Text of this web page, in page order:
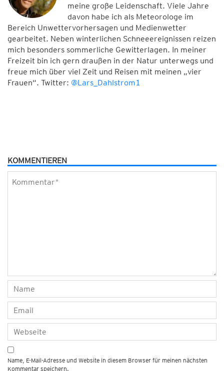
meine große Leidenschaft. Viele Jahre
davon habe ich als Meteorologe im
Bereich Unwettervorhersagen und Medienwetter
gearbeitet. Neben winterlichen Schneeereignissen reizen
mich besonders sommerliche Gewitterlagen. In meiner
Freizeit bin ich gern draußen in der Natur unterwegs und
freue mich über viel Zeit und Reisen mit meinen „vier
Frauen“. Twitter: @Lars_Dahlstrom1
KOMMENTIEREN
Name, E-Mail-Adresse und Website in diesem Browser für meinen nächsten
Kommentar speichern.